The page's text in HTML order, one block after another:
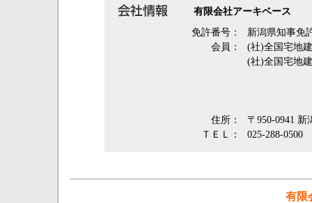
有限会社アーキベース
免許番号：
新潟県知事免
会員：
(社)全国宅地
(社)全国宅地
住所：
〒950-0941
ＴＥＬ：
025-288-0500
有限